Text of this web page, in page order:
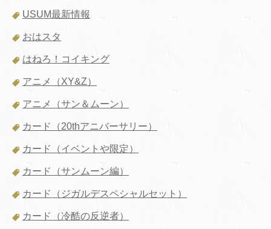
USUM最新情報
おはスタ
はねろ！コイキング
アニメ（XY&Z）
アニメ（サン＆ムーン）
カード（20thアニバーサリー）
カード（イベントや限定）
カード（サンムーン編）
カード（ジガルデスペシャルセット）
カード（冷酷の反逆者）